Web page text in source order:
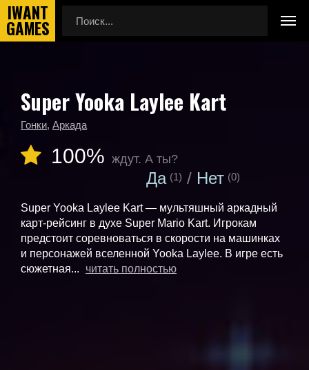
Главная
Календарь выхода игр
Super Yooka Laylee Kart
Super Yooka Laylee Kart
Гонки, Аркада
100% ждут. А ты?
Да (1) Нет (0)
Super Yooka Laylee Kart — мультяшный аркадный
карт-рейсинг в духе Super Mario Kart. Игрокам
предстоит соревноваться в скорости на машинках
и персонажей вселенной Yooka Laylee. В игре есть
сюжетная...
читать полностью